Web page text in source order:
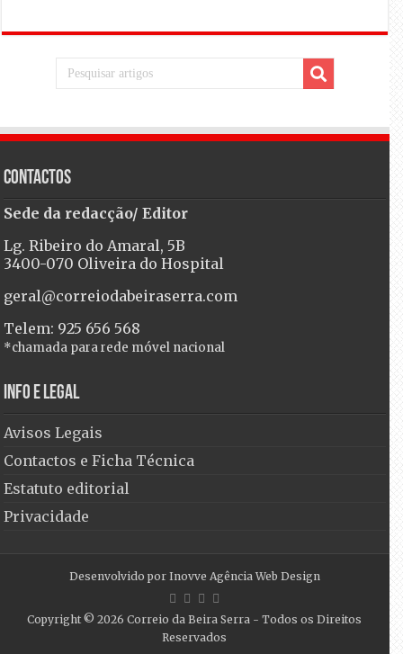
Contactos
Sede da redacção/ Editor
Lg. Ribeiro do Amaral, 5B
3400-070 Oliveira do Hospital
geral@correiodabeiraserra.com
Telem: 925 656 568
*chamada para rede móvel nacional
Info e Legal
Avisos Legais
Contactos e Ficha Técnica
Estatuto editorial
Privacidade
Desenvolvido por Inovve Agência Web Design
Copyright © 2026Correio da Beira Serra - Todos os Direitos
Reservados